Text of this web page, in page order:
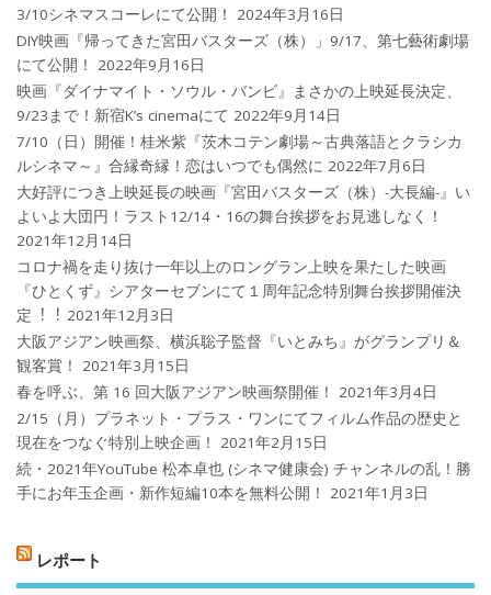
3/10シネマスコーレにて公開！
2024年3月16日
DIY映画『帰ってきた宮田バスターズ（株）」9/17、第七藝術劇場
にて公開！
2022年9月16日
映画『ダイナマイト・ソウル・バンビ』まさかの上映延長決定、
9/23まで！新宿K’s cinemaにて 2022年9月14日
7/10（日）開催！桂米紫『茨木コテン劇場～古典落語とクラシカ
ルシネマ～』合縁奇縁！恋はいつでも偶然に 2022年7月6日
大好評につき上映延長の映画『宮田バスターズ（株）-大長編-』い
よいよ大団円！ラスト12/14・16の舞台挨拶をお見逃しなく！
2021年12月14日
コロナ禍を⾛り抜け⼀年以上のロングラン上映を果たした映画
『ひとくず』シアターセブンにて１周年記念特別舞台挨拶開催決
定︕︕ 2021年12月3日
大阪アジアン映画祭、横浜聡子監督『いとみち』がグランプリ＆
観客賞！
2021年3月15日
春を呼ぶ、第 16 回大阪アジアン映画祭開催！
2021年3月4日
2/15（月）プラネット・プラス・ワンにてフィルム作品の歴史と
現在をつなぐ特別上映企画！
2021年2月15日
続・2021年YouTube 松本卓也 (シネマ健康会) チャンネルの乱！勝
手にお年玉企画・新作短編10本を無料公開！
2021年1月3日
レポート